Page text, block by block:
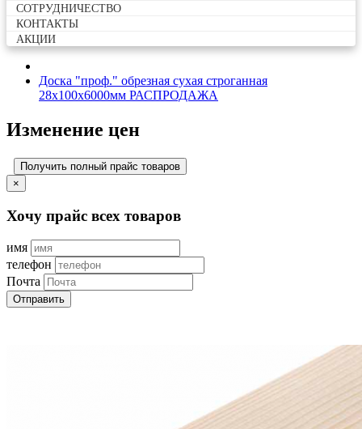
CОТРУДНИЧЕСТВО
КОНТАКТЫ
АКЦИИ
Доска "проф." обрезная сухая строганная
28х100х6000мм РАСПРОДАЖА
Изменение цен
Получить полный прайс товаров
×
Хочу прайс всех товаров
имя
телефон
Почта
Отправить